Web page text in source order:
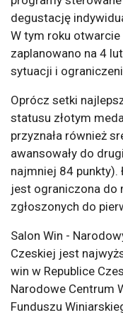
degustację
W tym roku
zaplanowano na 4
sytuacji i
Oprócz setki
statusu złotym
przyznała również
awansowały do
najmniej 84 punkty).
jest ograniczona do
zgłoszonych do
Salon Win -
Czeskiej jest
win w Republice
Narodowe Centrum
Funduszu